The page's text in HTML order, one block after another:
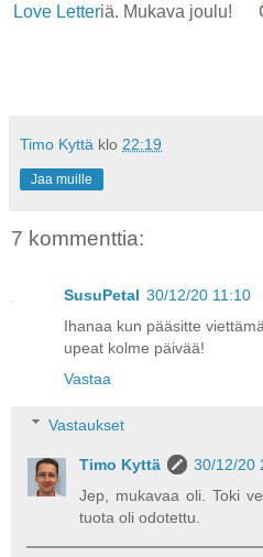
Love Letteriä. Mukava joulu!
Timo Kyttä klo 22:19
Jaa muille
7 kommenttia:
SusuPetal 30/12/20 11:10
Ihanaa kun pääsitte
upeat kolme päivää!
Vastaa
Vastaukset
Timo Kyttä
30/12/20
Jep, mukavaa oli. Toki
tuota oli odotettu.